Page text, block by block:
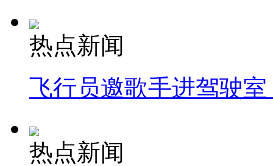
热点新闻
飞行员邀歌手进驾驶
热点新闻